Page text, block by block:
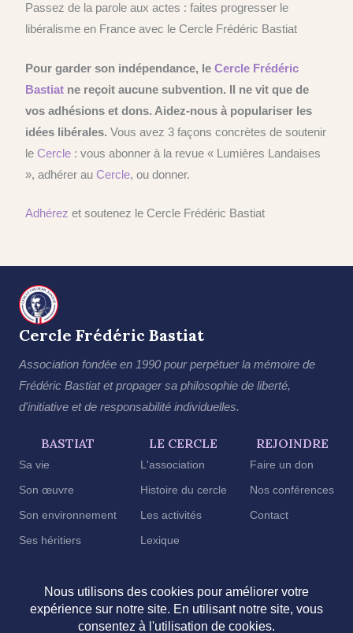
Passez de la parole aux actes : faites progresser le
libéralisme en France avec le Cercle Frédéric Bastiat
Pour garder son indépendance, leCercle Frédéric
Bastiat ne reçoit aucune subvention. Il ne vit que de
vos adhésions et dons. Aidez-nous à populariser les
idées libérales. Vous avez 3 façons concrètes de soutenir
leCercle : vous abonner à la revue « Lumières Landaises
», adhérer auCercle, ou donner.
Adhérez et soutenez le Cercle Frédéric Bastiat
Cercle Frédéric Bastiat
Association fondée en 1990 pour perpétuer la mémoire de
Frédéric Bastiat et propager sa philosophie de liberté,
d'initiative et de responsabilité individuelles.
BASTIAT
Sa vie
Son œuvre
Son environnement
Ses héritiers
LE CERCLE
L'association
Histoire du cercle
Les activités
Lexique
REJOINDRE
Faire un don
Nos conférences
Contact
2026 © Cercle Frédéric Bastiat